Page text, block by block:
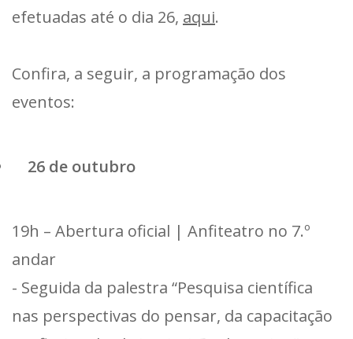
efetuadas até o dia 26, aqui.
Confira, a seguir, a programação dos
eventos:
26 de outubro
19h – Abertura oficial | Anfiteatro no 7.º
andar
- Seguida da palestra “Pesquisa científica
nas perspectivas do pensar, da capacitação